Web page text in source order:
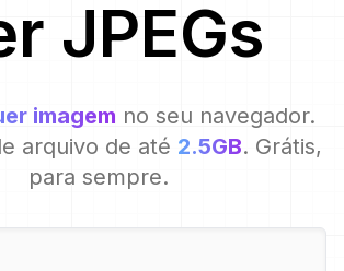
JPEGs
imagem no seu navegador.
arquivo de até 2.5GB. Grátis,
para sempre.